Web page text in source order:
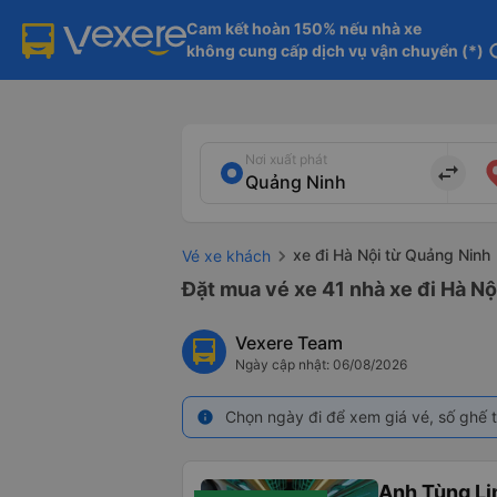
Cam kết hoàn 150% nếu nhà xe
không cung cấp dịch vụ vận chuyển (*)
Nơi xuất phát
import_export
Vé xe khách xe đi Hà Nội từ Quảng Ninh
Đặt mua vé xe 41 nhà xe đi Hà
Vexere Team
Ngày cập nhật: 06/08/2026
info Chọn ngày đi để xem giá vé, số
Anh Tùng